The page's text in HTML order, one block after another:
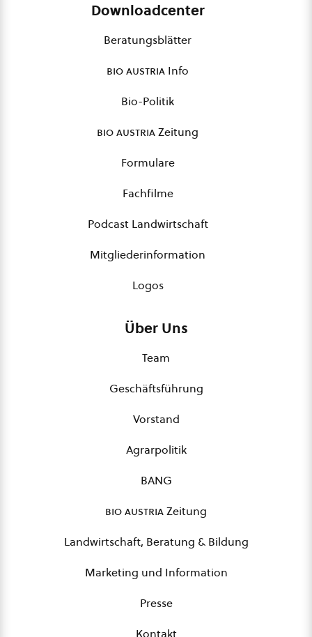
Downloadcenter
Beratungsblätter
bio austria Info
Bio-Politik
bio austriaZeitung
Formulare
Fachfilme
Podcast Landwirtschaft
Mitgliederinformation
Logos
Über Uns
Team
Geschäftsführung
Vorstand
Agrarpolitik
BANG
bio austriaZeitung
Landwirtschaft, Beratung & Bildung
Marketing und Information
Presse
Kontakt